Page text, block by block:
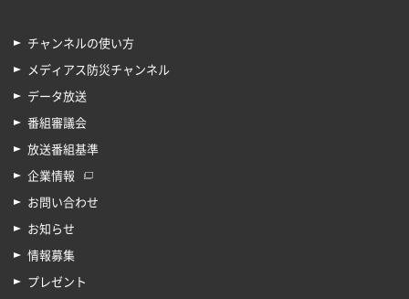
チャンネルの使い方
メディアス防災チャンネル
データ放送
番組審議会
放送番組基準
企業情報
お問い合わせ
お知らせ
情報募集
プレゼント